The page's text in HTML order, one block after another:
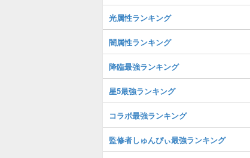
光属性ランキング
闇属性ランキング
降臨最強ランキング
星5最強ランキング
コラボ最強ランキング
監修者しゅんぴぃ最強ランキング